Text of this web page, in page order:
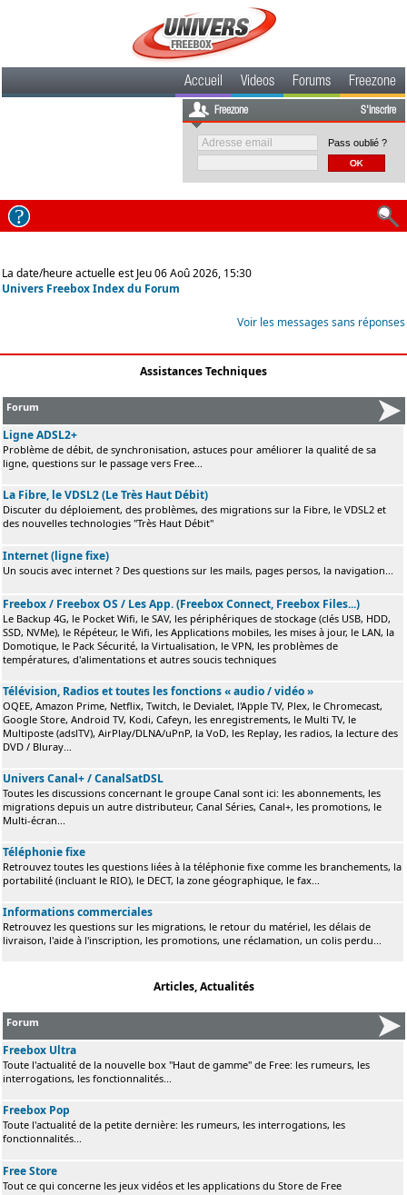
Accueil Videos Forums Freezone
Freezone S'inscrire
Pass oublié ?
La date/heure actuelle est Jeu 06 Aoû 2026, 15:30
Univers Freebox Index du Forum
Voir les messages sans réponses
Assistances Techniques
Forum
Ligne ADSL2+
Problème de débit, de synchronisation, astuces pour améliorer la qualité de sa
ligne, questions sur le passage vers Free...
La Fibre, le VDSL2 (Le Très Haut Débit)
Discuter du déploiement, des problèmes, des migrations sur la Fibre, le VDSL2 et
des nouvelles technologies "Très Haut Débit"
Internet (ligne fixe)
Un soucis avec internet ? Des questions sur les mails, pages persos, la navigation...
Freebox / Freebox OS / Les App. (Freebox Connect, Freebox Files...)
Le Backup 4G, le Pocket Wifi, le SAV, les périphériques de stockage (clés USB, HDD,
SSD, NVMe), le Répéteur, le Wifi, les Applications mobiles, les mises à jour, le LAN, la
Domotique, le Pack Sécurité, la Virtualisation, le VPN, les problèmes de
températures, d'alimentations et autres soucis techniques
Télévision, Radios et toutes les fonctions « audio / vidéo »
OQEE, Amazon Prime, Netflix, Twitch, le Devialet, l'Apple TV, Plex, le Chromecast,
Google Store, Android TV, Kodi, Cafeyn, les enregistrements, le Multi TV, le
Multiposte (adslTV), AirPlay/DLNA/uPnP, la VoD, les Replay, les radios, la lecture des
DVD / Bluray...
Univers Canal+ / CanalSatDSL
Toutes les discussions concernant le groupe Canal sont ici: les abonnements, les
migrations depuis un autre distributeur, Canal Séries, Canal+, les promotions, le
Multi-écran...
Téléphonie fixe
Retrouvez toutes les questions liées à la téléphonie fixe comme les branchements, la
portabilité (incluant le RIO), le DECT, la zone géographique, le fax...
Informations commerciales
Retrouvez les questions sur les migrations, le retour du matériel, les délais de
livraison, l'aide à l'inscription, les promotions, une réclamation, un colis perdu...
Articles, Actualités
Forum
Freebox Ultra
Toute l'actualité de la nouvelle box "Haut de gamme" de Free: les rumeurs, les
interrogations, les fonctionnalités...
Freebox Pop
Toute l'actualité de la petite dernière: les rumeurs, les interrogations, les
fonctionnalités...
Free Store
Tout ce qui concerne les jeux vidéos et les applications du Store de Free